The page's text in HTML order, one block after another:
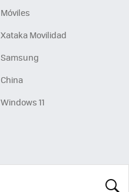
Móviles
Xataka Movilidad
Samsung
China
Windows 11